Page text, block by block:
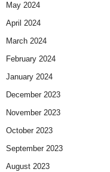
May 2024
April 2024
March 2024
February 2024
January 2024
December 2023
November 2023
October 2023
September 2023
August 2023